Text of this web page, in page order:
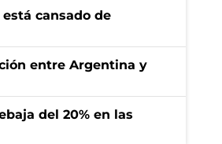
cansado de
entre Argentina y
del 20% en las